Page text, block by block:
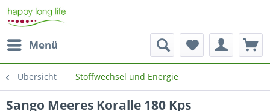
Menü
Übersicht Stoffwechsel und Energie
Sango Meeres Koralle 180 Kps